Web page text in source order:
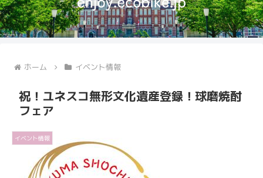
ホーム イベント情報
祝！ユネスコ無形文化遺産登録！球磨焼酎
フェア
イベント情報